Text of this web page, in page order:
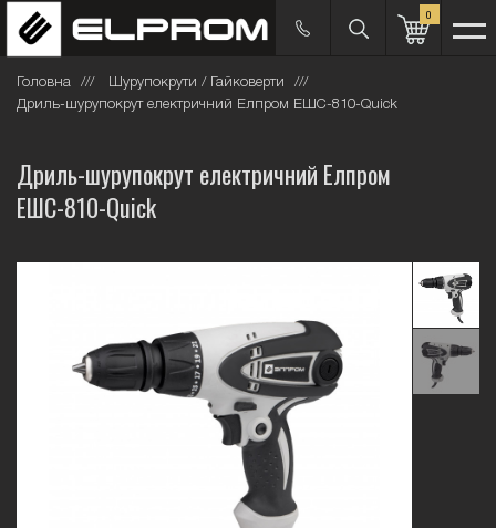
0
Головна
Шурупокрути / Гайковерти
Дриль-шурупокрут електричний Елпром ЕШС-810-Quick
Дриль-шурупокрут електричний Елпром
ЕШС-810-Quick